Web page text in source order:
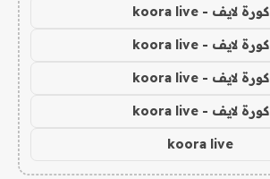
كورة لايف - koora live
كورة لايف - koora live
كورة لايف - koora live
كورة لايف - koora live
koora live